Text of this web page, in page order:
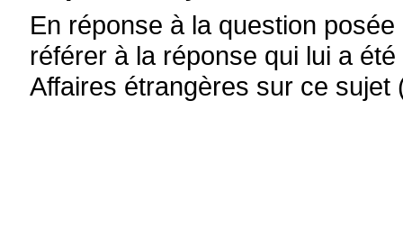
En réponse à la question
référer à la réponse qui lui a
Affaires étrangères sur ce sujet